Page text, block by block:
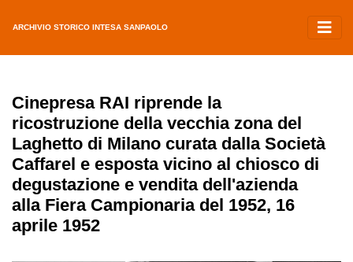
ARCHIVIO STORICO INTESA SANPAOLO
Cinepresa RAI riprende la
ricostruzione della vecchia zona del
Laghetto di Milano curata dalla Società
Caffarel e esposta vicino al chiosco di
degustazione e vendita dell'azienda
alla Fiera Campionaria del 1952, 16
aprile 1952